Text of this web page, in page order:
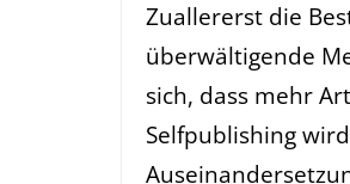
Zuallererst die
überwältigende
sich, dass mehr
Selfpublishing